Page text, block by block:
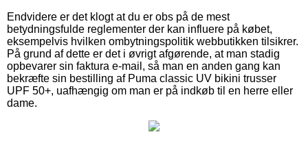
Endvidere er det klogt at du er obs på de mest
betydningsfulde reglementer der kan influere på købet,
eksempelvis hvilken ombytningspolitik webbutikken tilsikrer.
På grund af dette er det i øvrigt afgørende, at man stadig
opbevarer sin faktura e-mail, så man en anden gang kan
bekræfte sin bestilling af Puma classic UV bikini trusser
UPF 50+, uafhængig om man er på indkøb til en herre eller
dame.